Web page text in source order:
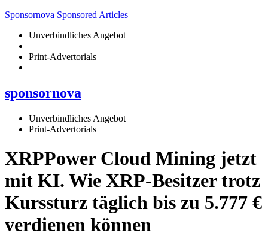
Sponsornova Sponsored Articles
Unverbindliches Angebot
Print-Advertorials
sponsornova
Unverbindliches Angebot
Print-Advertorials
XRPPower Cloud Mining jetzt
mit KI. Wie XRP-Besitzer trotz
Kurssturz täglich bis zu 5.777 €
verdienen können